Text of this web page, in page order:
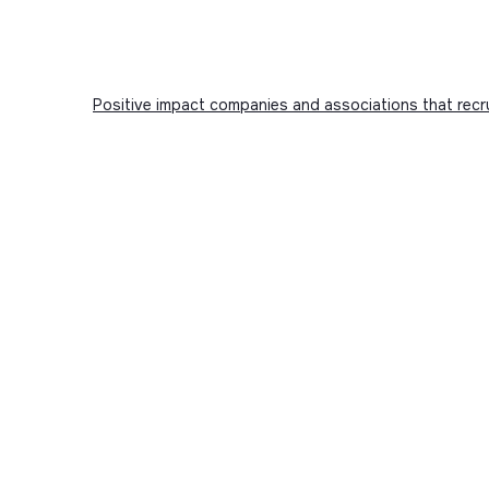
Positive impact companies and associations that